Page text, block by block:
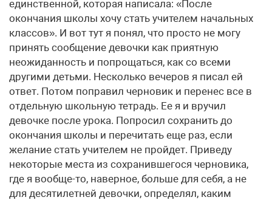
единственной, которая написала: «После
окончания школы хочу стать учителем начальных
классов». И вот тут я понял, что просто не могу
принять сообщение девочки как приятную
неожиданность и попрощаться, как со всеми
другими детьми. Несколько вечеров я писал ей
ответ. Потом поправил черновик и перенес все в
отдельную школьную тетрадь. Ее я и вручил
девочке после урока. Попросил сохранить до
окончания школы и перечитать еще раз, если
желание стать учителем не пройдет. Приведу
некоторые места из сохранившегося черновика,
где я вообще-то, наверное, больше для себя, а не
для десятилетней девочки, определял, каким